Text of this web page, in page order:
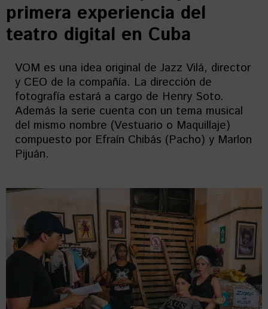
primera experiencia del
teatro digital en Cuba
VOM es una idea original de Jazz Vilá, director
y CEO de la compañía. La dirección de
fotografía estará a cargo de Henry Soto.
Además la serie cuenta con un tema musical
del mismo nombre (Vestuario o Maquillaje)
compuesto por Efraín Chibás (Pacho) y Marlon
Pijuán.